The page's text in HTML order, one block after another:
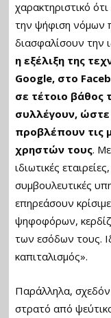
χαρακτηριστικό
την ψήφιση νόμων
διασφαλίσουν την
η εξέλιξη της
Google, στο
σε τέτοιο
συλλέγουν, ώστε
προβλέπουν τις
χρηστών τους.
ιδιωτικές
συμβουλευτικές
επηρεάσουν
ψηφοφόρων,
των εσόδων τους.
καπιταλισμός».
Παράλληλα, σχεδόν
στρατό από